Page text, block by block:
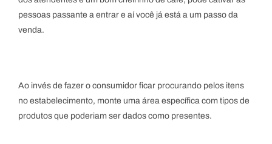
pessoas passante a entrar e aí você já está a um passo da
venda.
Ao invés de fazer o consumidor ficar procurando pelos itens
no estabelecimento, monte uma área específica com tipos de
produtos que poderiam ser dados como presentes.